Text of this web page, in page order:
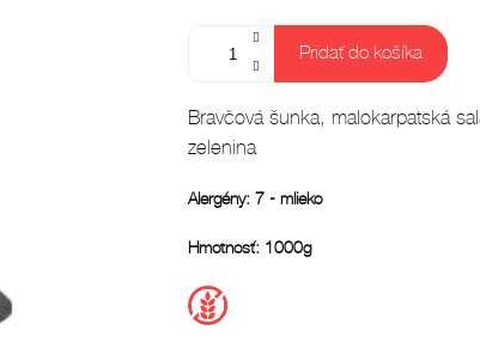
Pridať do košíka
Bravčová šunka, malokarpatská
zelenina
Alergény: 7 - mlieko
Hmotnosť: 1000g